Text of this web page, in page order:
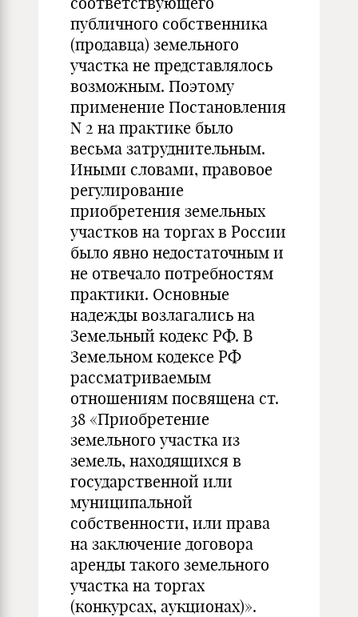
публичного собственника
(продавца) земельного
участка не представлялось
возможным. Поэтому
применение Постановления
N 2 на практике было
весьма затруднительным.
Иными словами, правовое
регулирование
приобретения земельных
участков на торгах в России
было явно недостаточным и
не отвечало потребностям
практики. Основные
надежды возлагались на
Земельный кодекс РФ. В
Земельном кодексе РФ
рассматриваемым
отношениям посвящена ст.
38 «Приобретение
земельного участка из
земель, находящихся в
государственной или
муниципальной
собственности, или права
на заключение договора
аренды такого земельного
участка на торгах
(конкурсах, аукционах)».